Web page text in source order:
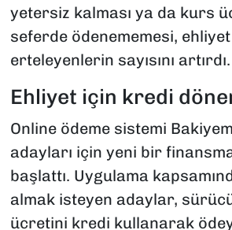
yetersiz kalması ya da kurs
seferde ödenememesi, ehliyet
erteleyenlerin sayısını artırdı.
Ehliyet için kredi
Online ödeme sistemi
adayları için yeni bir
başlattı. Uygulama
almak isteyen adaylar,
ücretini kredi kullanarak